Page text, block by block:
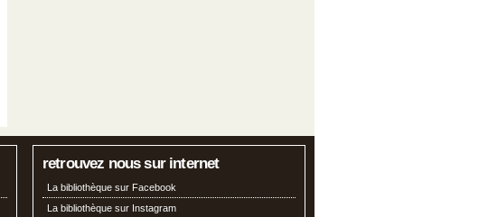
retrouvez nous sur internet
La bibliothèque sur Facebook
La bibliothèque sur Instagram